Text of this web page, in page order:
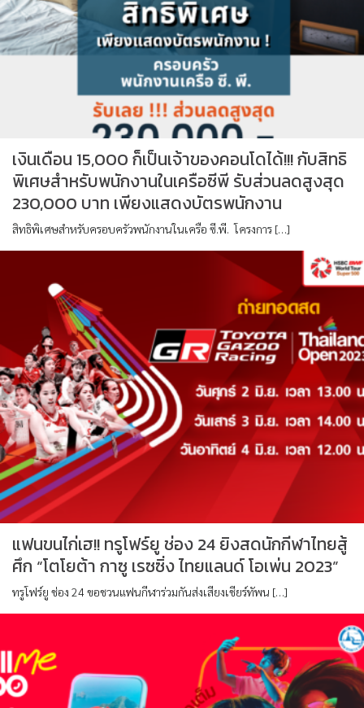
เงินเดือน 15,000 ก็เป็นเจ้าของคอนโดได้!!! กับสิทธิ
พิเศษสำหรับพนักงานในเครือซีพี รับส่วนลดสูงสุด
230,000 บาท เพียงแสดงบัตรพนักงาน
สิทธิพิเศษสำหรับครอบครัวพนักงานในเครือ ซี.พี. โครงการ […]
แฟนขนไก่เฮ!! ทรูโฟร์ยู ช่อง 24 ยิงสดนักกีฬาไทยสู้
ศึก “โตโยต้า กาซู เรซซิ่ง ไทยแลนด์ โอเพ่น 2023”
ทรูโฟร์ยู ช่อง 24 ขอชวนแฟนกีฬาร่วมกันส่งเสียงเชียร์ทัพน […]